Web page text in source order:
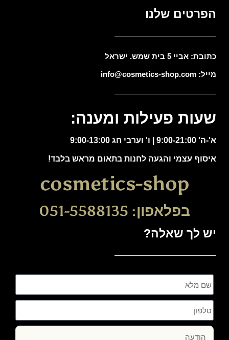
הפרטים שלנו
כתובת: אביי 5 בית שמש. ישראל
מייל: info@cosmetics-shop.com
שעות פעילות ומענה:
א'-ה' 9:00-21:00 | ו' וערבי חג 9:00-13:00
איסוף עצמי והגעה לחנות בתאום מראש בלבד!
cosmetics-shop
בפלאפון: 051-5588135
יש לך שאלה?